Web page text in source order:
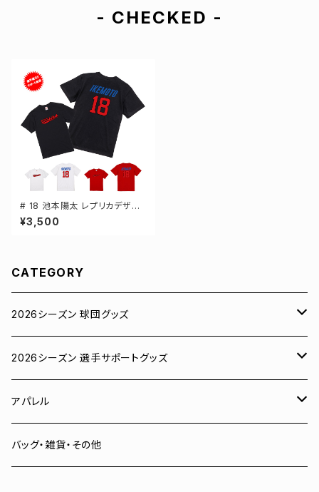
- CHECKED -
# 18 池本陽太 レプリカデザイ
ン 3カラー 選手還元 半袖Tシャ
ツ S-XXXLサイズ 500101
¥3,500
CATEGORY
2026シーズン 球団グッズ
ユニフォーム
Tシャツ
スウェット
2026シーズン 選手サポートグッズ
# 00 蓮
# 0 岡田竜汰
アパレル
スウェット・パーカー
バッグ・雑貨・その他